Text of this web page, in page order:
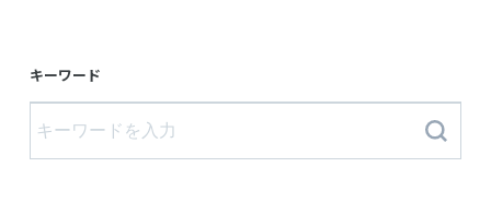
キーワード